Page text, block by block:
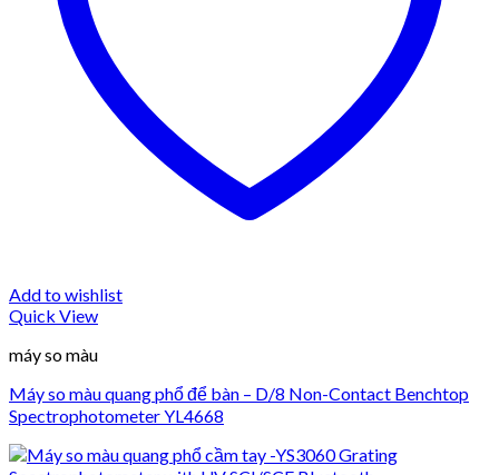
Add to wishlist
Quick View
máy so màu
Máy so màu quang phổ để bàn – D/8 Non-Contact Benchtop
Spectrophotometer YL4668